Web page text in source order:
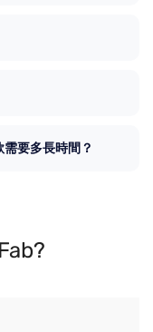
認訂單後，我們
低，將不退還差
要多長時間？